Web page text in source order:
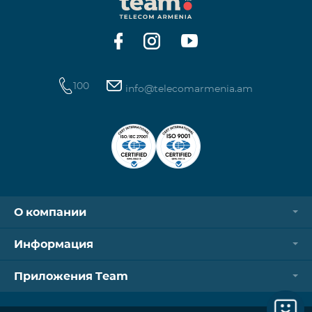
Контроллер Aqara Hub M3 Освещение — 3 зоны
100 info@telecomarmenia.am
О компании
Информация
Приложения Team